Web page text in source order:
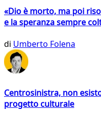
«Dio è morto, ma poi
e la speranza sempre
di Umberto Folena
Centrosinistra, non
progetto culturale